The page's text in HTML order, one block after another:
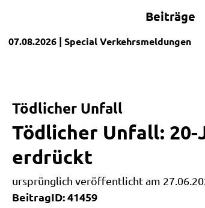
Beiträge
07.08.2026 | SpecialVerkehrsmeldungen
Tödlicher Unfall
Tödlicher Unfall: 20-
erdrückt
ursprünglich veröffentlicht am
BeitragID: 41459